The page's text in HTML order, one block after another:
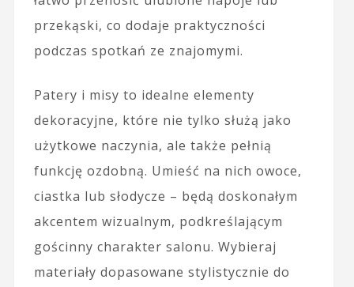
przekąski, co dodaje praktyczności
podczas spotkań ze znajomymi.
Patery i misy to idealne elementy
dekoracyjne, które nie tylko służą jako
użytkowe naczynia, ale także pełnią
funkcję ozdobną. Umieść na nich owoce,
ciastka lub słodycze – będą doskonałym
akcentem wizualnym, podkreślającym
gościnny charakter salonu. Wybieraj
materiały dopasowane stylistycznie do